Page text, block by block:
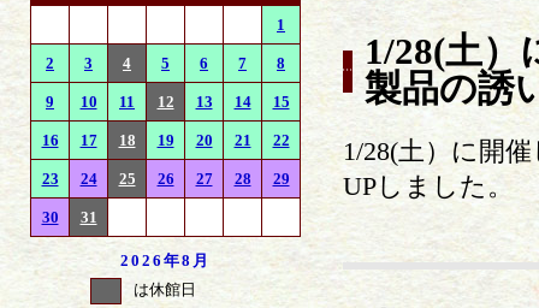
1
2 3 4 5 6 7 8
9 10 11 12 13 14 15
16 17 18 19 20 21 22
23 24 25 26 27 28 29
30 31
2026年8月
は休館日
1/28(土）
製品の誘
1/28(土）に開
UPしました。